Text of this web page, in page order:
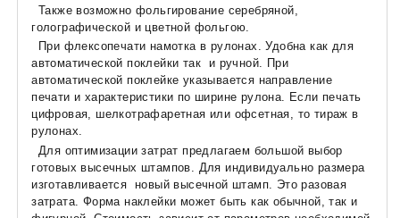
Также возможно фольгирование серебряной,
голографической и цветной фольгою.
При флексопечати намотка в рулонах. Удобна как для
автоматической поклейки так и ручной. При
автоматической поклейке указывается направление
печати и характеристики по ширине рулона. Если печать
цифровая, шелкотрафаретная или офсетная, то тираж в
рулонах.
Для оптимизации затрат предлагаем большой выбор
готовых высечных штампов. Для индивидуально размера
изготавливается новый высечной штамп. Это разовая
затрата. Форма наклейки может быть как обычной, так и